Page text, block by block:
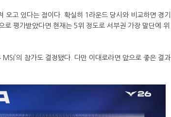
오고 있다는 점이다. 확실히 1라운드 당시와 비교하면 경기
평가받았다면 현재는 5위 정도로 서부권 가장 말단에 위
의 참가도 결정됐다. 다만 이대로라면 앞으로 좋은 결과